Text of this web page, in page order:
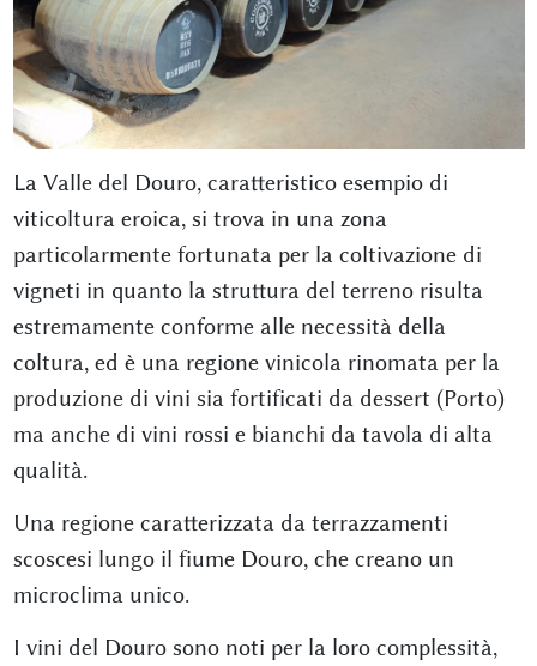
La Valle del Douro, caratteristico esempio di
viticoltura eroica, si trova in una zona
particolarmente fortunata per la coltivazione di
vigneti in quanto la struttura del terreno risulta
estremamente conforme alle necessità della
coltura, ed è una regione vinicola rinomata per la
produzione di vini sia fortificati da dessert (Porto)
ma anche di vini rossi e bianchi da tavola di alta
qualità.
Una regione caratterizzata da terrazzamenti
scoscesi lungo il fiume Douro, che creano un
microclima unico.
I vini del Douro sono noti per la loro complessità,